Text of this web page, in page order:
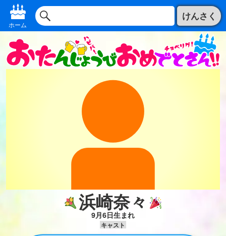
ホーム
けんさく
浜崎奈々
9月6日生まれ
キャスト